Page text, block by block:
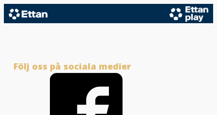
Följ oss på sociala medier